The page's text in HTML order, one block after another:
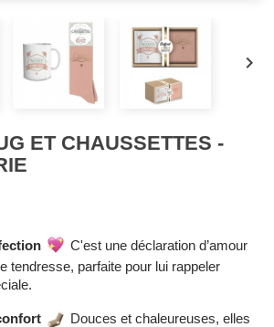

ET CHAUSSETTES -
C'est une déclaration d’amour
tendresse, parfaite pour lui rappeler
Douces et chaleureuses, elles